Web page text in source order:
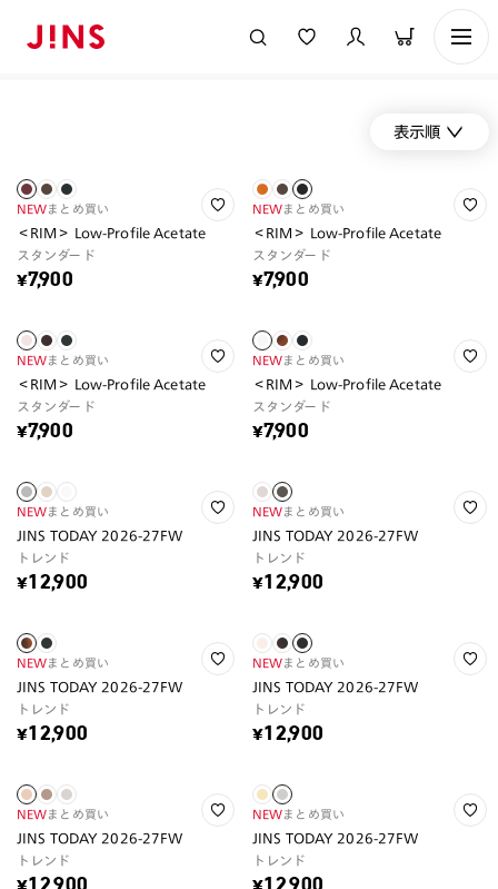
表示順
NEWまとめ買い
＜RIM＞ Low-Profile Acetate
スタンダード
¥7,900
NEWまとめ買い
＜RIM＞ Low-Profile Acetate
スタンダード
¥7,900
NEWまとめ買い
＜RIM＞ Low-Profile Acetate
スタンダード
¥7,900
NEWまとめ買い
＜RIM＞ Low-Profile Acetate
スタンダード
¥7,900
NEWまとめ買い
JINS TODAY 2026-27FW
トレンド
¥12,900
NEWまとめ買い
JINS TODAY 2026-27FW
トレンド
¥12,900
NEWまとめ買い
JINS TODAY 2026-27FW
トレンド
¥12,900
NEWまとめ買い
JINS TODAY 2026-27FW
トレンド
¥12,900
NEWまとめ買い
JINS TODAY 2026-27FW
トレンド
NEWまとめ買い
JINS TODAY 2026-27FW
トレンド